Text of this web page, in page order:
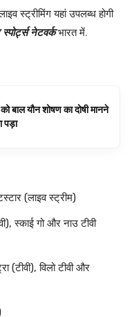
स्ट्रीमिंग यहां उपलब्ध होगी
स्पोर्ट्स नेटवर्कभारत में.
बाल यौन शोषण का दोषी मानने
पड़ा
(लाइव स्ट्रीम)
स्काई गो और नाउ टीवी
(टीवी), विलो टीवी और